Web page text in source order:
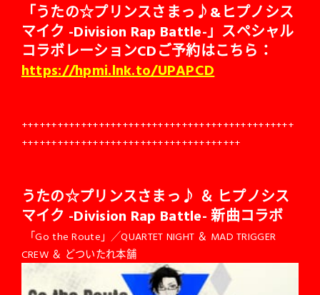
「うたの☆プリンスさまっ♪&ヒプノシス
マイク -Division Rap Battle-」スペシャル
コラボレーションCDご予約はこちら：
https://hpmi.lnk.to/UPAPCD
++++++++++++++++++++++++++++++++++++++++++++++
+++++++++++++++++++++++++++++++++++++
うたの☆プリンスさまっ♪ ＆ ヒプノシス
マイク -Division Rap Battle- 新曲コラボ
「Go the Route」／QUARTET NIGHT ＆ MAD TRIGGER
CREW ＆ どついたれ本舗